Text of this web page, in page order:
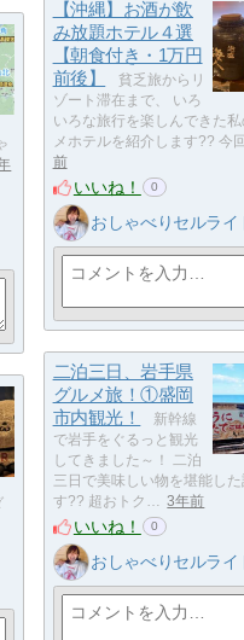
【沖縄】お酒が飲
み放題ホテル４選
【朝食付き・1万円
前後】
貧乏旅からリ
ゾート滞在まで、 いろ
いろな旅行を楽しんできた私
メホテルを紹介します?? 今
前
いいね！ 0
おしゃべりセルライ
二泊三日、岩手県
グルメ旅！①盛岡
市内観光！
新幹線
で岩手をぐるっと観光
してきました～！ 二泊
三日で美味しい物を堪能し
す?? 超おトク… 3年前
いいね！ 0
おしゃべりセルライ